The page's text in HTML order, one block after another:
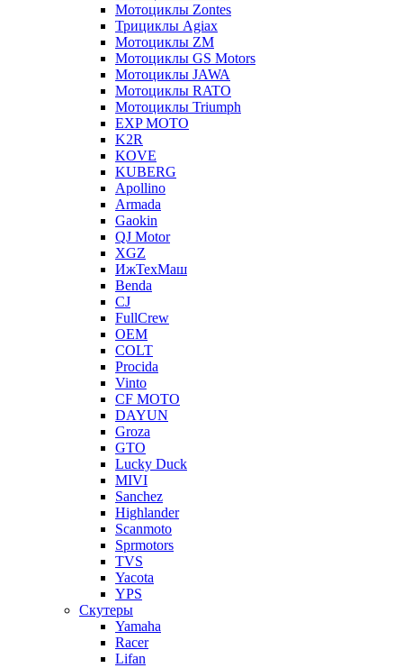
Мотоциклы Zontes
Трициклы Agiax
Мотоциклы ZM
Мотоциклы GS Motors
Мотоциклы JAWA
Мотоциклы RATO
Мотоциклы Triumph
EXP MOTO
K2R
KOVE
KUBERG
Apollino
Armada
Gaokin
QJ Motor
XGZ
ИжТехМаш
Benda
CJ
FullCrew
OEM
COLT
Procida
Vinto
CF MOTO
DAYUN
Groza
GTO
Lucky Duck
MIVI
Sanchez
Highlander
Scanmoto
Sprmotors
TVS
Yacota
YPS
Скутеры
Yamaha
Racer
Lifan